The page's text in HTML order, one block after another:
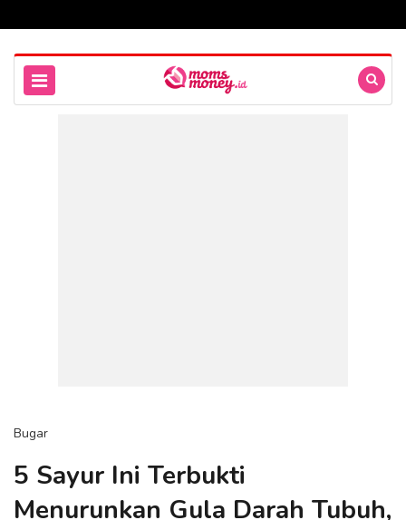
Bugar
5 Sayur Ini Terbukti
Menurunkan Gula Darah Tubuh,